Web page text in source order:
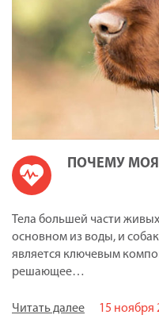
ПОЧЕМУ МОЯ
Тела большей части
основном из воды, и
является ключевым
решающее…
Читать далее 15 ноября